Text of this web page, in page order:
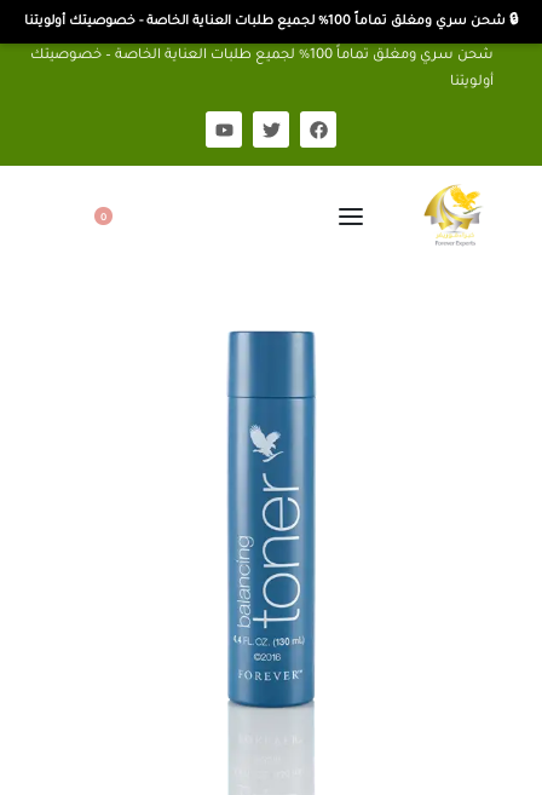
🔒 شحن سري ومغلق تماماً 100% لجميع طلبات العناية الخاصة - خصوصيتك أولويتنا
شحن سري ومغلق تماماً 100% لجميع طلبات العناية الخاصة – خصوصيتك
أولويتنا
0